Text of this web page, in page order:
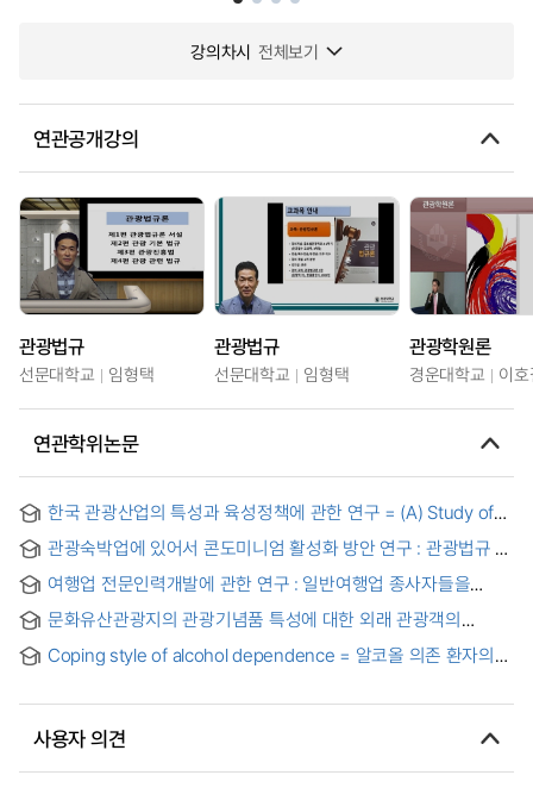
강의차시 전체보기
연관공개강의
관광법규
선문대학교 임형택
관광법규
선문대학교 임형택
관광학원론
경운대학교 이
연관학위논문
한국 관광산업의 특성과 육성정책에 관한 연구 = (A) Study of
Tourism Industries and Governmental Policy in Korea
관광숙박업에 있어서 콘도미니엄 활성화 방안 연구 : 관광법규 및
운영업체를 중심으로 = (A) Study intends to utilize
Condominiums as one type of Accommodations in
Tourism industry
여행업 전문인력개발에 관한 연구 : 일반여행업 종사자들을
중심으로 = A Study on Professional Workforce
Development in the Travel Industry : Focusing on Workers
of the General Travel Businesses in Seoul
문화유산관광지의 관광기념품 특성에 대한 외래 관광객의
인식도에 관한 연구 : 경복궁, 창덕궁, 덕수궁을 중심으로 = A
Study on Foreign Tourists' Recognition of the
Sites: Centered on Gyeongbok Palace, Changdeok Palace,
and Deoksu Palace
Coping style of alcohol dependence = 알코올 의존 환자의
사용자 의견